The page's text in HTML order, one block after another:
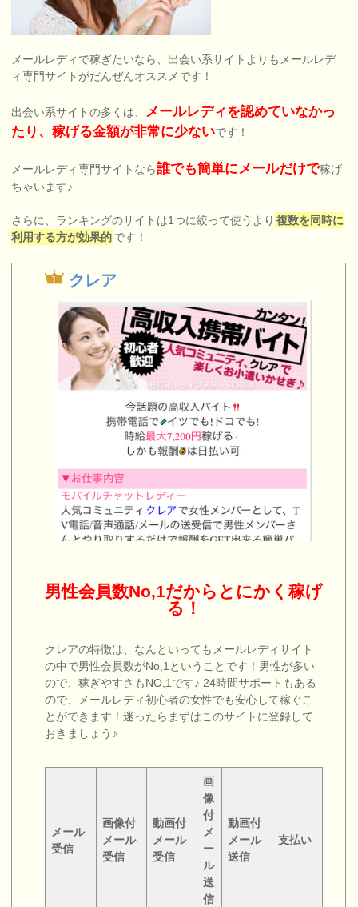
メールレディで稼ぎたいなら、出会い系サイトよりもメールレデ
ィ専門サイトがだんぜんオススメです！
出会い系サイトの多くは、 メールレディを認めていなかっ
たり、稼げる金額が非常に少ないです！
メールレディ専門サイトなら誰でも簡単にメールだけで稼げ
ちゃいます♪
さらに、ランキングのサイトは1つに絞って使うより 複数を同時に
利用する方が効果的です！
クレア
男性会員数No,1だからとにかく稼げ
る！
クレアの特徴は、なんといってもメールレディサイト
の中で男性会員数がNo,1ということです！男性が多い
ので、稼ぎやすさもNO,1です♪ 24時間サポートもある
ので、メールレディ初心者の女性でも安心して稼ぐこ
とができます！迷ったらまずはこのサイトに登録して
おきましょう♪
メール
受信
画像付
メール
受信
動画付
メール
受信
画
像
付
メ
ー
ル
送
信
動画付
メール
送信
支払い